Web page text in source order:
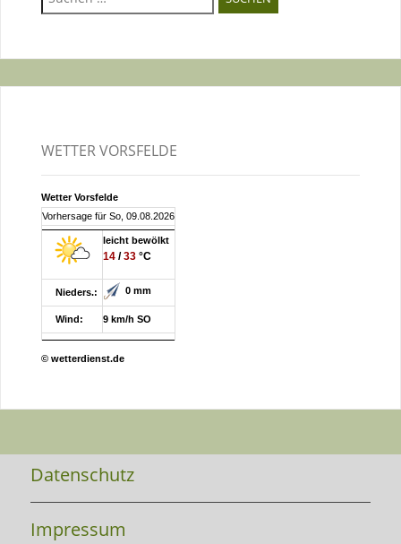
nach:
WETTER VORSFELDE
Wetter Vorsfelde
Vorhersage für So, 09.08.2026
leicht bewölkt
14/33°C
Nieders.: 0 mm
Wind: 9 km/h SO
© wetterdienst.de
Datenschutz
Impressum